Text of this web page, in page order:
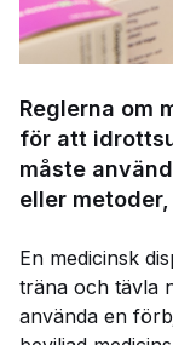
Reglerna om
för att
måste
eller
En medicinsk
träna och tävla
använda en